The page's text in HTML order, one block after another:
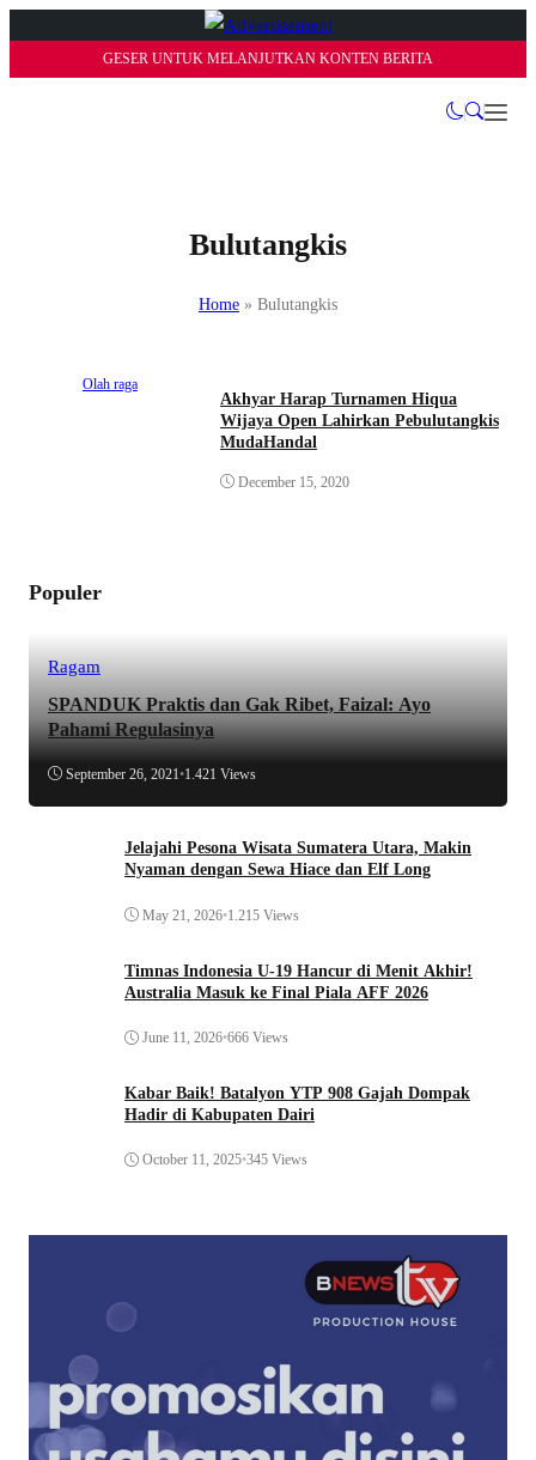
GESER UNTUK MELANJUTKAN KONTEN BERITA
Bulutangkis
Home » Bulutangkis
Olah raga
Akhyar Harap Turnamen Hiqua
Wijaya Open Lahirkan Pebulutangkis
MudaHandal
December 15, 2020
Populer
Ragam
SPANDUK Praktis dan Gak Ribet, Faizal: Ayo
Pahami Regulasinya
September 26, 2021•1.421 Views
Jelajahi Pesona Wisata Sumatera Utara, Makin
Nyaman dengan Sewa Hiace dan Elf Long
May 21, 2026•1.215 Views
Timnas Indonesia U-19 Hancur di Menit Akhir!
Australia Masuk ke Final Piala AFF 2026
June 11, 2026•666 Views
Kabar Baik! Batalyon YTP 908 Gajah Dompak
Hadir di Kabupaten Dairi
October 11, 2025•345 Views